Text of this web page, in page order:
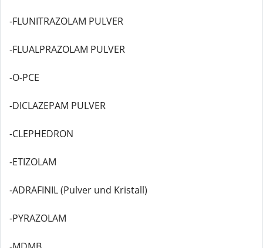
-FLUNITRAZOLAM PULVER
-FLUALPRAZOLAM PULVER
-O-PCE
-DICLAZEPAM PULVER
-CLEPHEDRON
-ETIZOLAM
-ADRAFINIL (Pulver und Kristall)
-PYRAZOLAM